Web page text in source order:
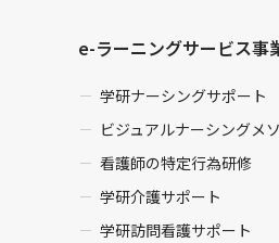
e-ラーニングサービス事
学研ナーシングサポート
ビジュアルナーシングメ
看護師の特定行為研修
学研介護サポート
学研訪問看護サポート